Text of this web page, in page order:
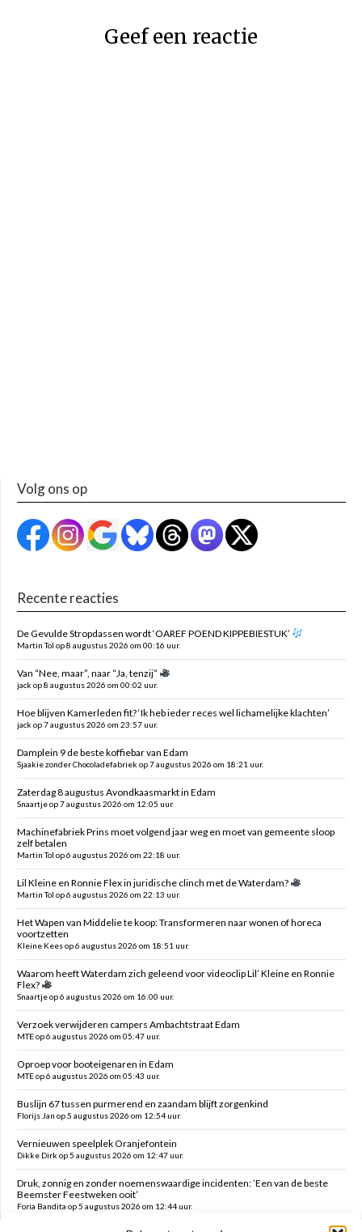
Geef een reactie
Volg ons op
Recente reacties
De Gevulde Stropdassen wordt ‘OAREF POEND KIPPEBIESTUK’
Martin Tol op 8 augustus 2026 om 00:16 uur.
Van “Nee, maar”, naar “Ja, tenzij”
jack op 8 augustus 2026 om 00:02 uur.
Hoe blijven Kamerleden fit? ‘Ik heb ieder reces wel lichamelijke klachten’
jack op 7 augustus 2026 om 23:57 uur.
Damplein 9 de beste koffiebar van Edam
Sjaakie zonder Chocoladefabriek op 7 augustus 2026 om 18:21 uur.
Zaterdag 8 augustus Avondkaasmarkt in Edam
Snaartje op 7 augustus 2026 om 12:05 uur.
Machinefabriek Prins moet volgend jaar weg en moet van gemeente sloop
zelf betalen
Martin Tol op 6 augustus 2026 om 22:18 uur.
Lil Kleine en Ronnie Flex in juridische clinch met de Waterdam?
Martin Tol op 6 augustus 2026 om 22:13 uur.
Het Wapen van Middelie te koop: Transformeren naar wonen of horeca
voortzetten
Kleine Kees op 6 augustus 2026 om 18:51 uur.
Waarom heeft Waterdam zich geleend voor videoclip Lil’ Kleine en Ronnie
Flex?
Snaartje op 6 augustus 2026 om 16:00 uur.
Verzoek verwijderen campers Ambachtstraat Edam
MTE op 6 augustus 2026 om 05:47 uur.
Oproep voor booteigenaren in Edam
MTE op 6 augustus 2026 om 05:43 uur.
Buslijn 67 tussen purmerend en zaandam blijft zorgenkind
Florijs Jan op 5 augustus 2026 om 12:54 uur.
Vernieuwen speelplek Oranjefontein
Dikke Dirk op 5 augustus 2026 om 12:47 uur.
Druk, zonnig en zonder noemenswaardige incidenten: ’Een van de beste
Beemster Feestweken ooit’
Foria Bandita op 5 augustus 2026 om 12:44 uur.